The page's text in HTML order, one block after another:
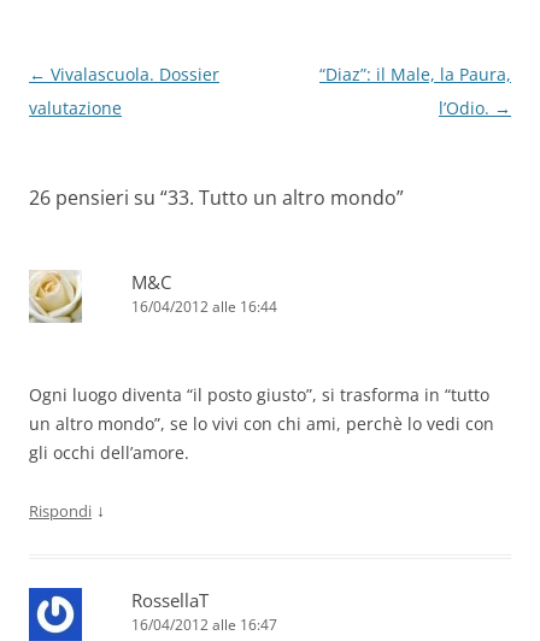
Navigazione
articolo
← Vivalascuola. Dossier
valutazione
“Diaz”: il Male, la Paura,
l’Odio. →
26 pensieri su “33. Tutto un altro mondo”
M&C
16/04/2012 alle 16:44
Ogni luogo diventa “il posto giusto”, si trasforma in “tutto
un altro mondo”, se lo vivi con chi ami, perchè lo vedi con
gli occhi dell’amore.
Rispondi ↓
RossellaT
16/04/2012 alle 16:47